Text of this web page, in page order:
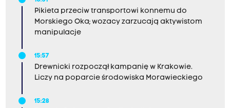
Pikieta przeciw transportowi konnemu do
Morskiego Oka; wozacy zarzucają aktywistom
manipulacje
15:57
Drewnicki rozpoczął kampanię w Krakowie.
Liczy na poparcie środowiska Morawieckiego
15:28